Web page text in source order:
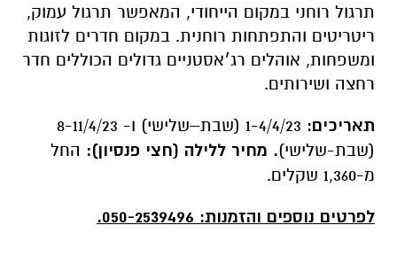
תרגול רוחני במקום הייחודי, המאפשר תרגול עמוק,
ריטריטים והתפתחות רוחנית. במקום חדרים לזוגות
ומשפחות, אוהלים רג׳אסטניים גדולים הכוללים חדר
רחצה ושירותים.
תאריכים: 1-4/4/23 (שבת–שלישי) ו-
8-11/4/23
(שבת-שלישי). מחיר ללילה (חצי פנסיון): החל
מ-1,360 שקלים.
לפרטים נוספים והזמנות: 050-2539496.